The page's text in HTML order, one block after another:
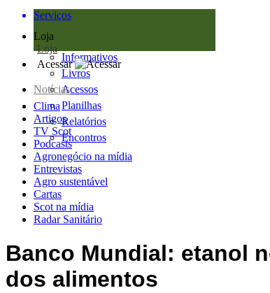
Serviços
Loja
Loja
Informativos
Livros
Acessos
Planilhas
Relatórios
Encontros
Acessar
Notícias
Clima
Artigos
TV Scot
Podcasts
Agronegócio na mídia
Entrevistas
Agro sustentável
Cartas
Scot na mídia
Radar Sanitário
Banco Mundial: etanol
dos alimentos